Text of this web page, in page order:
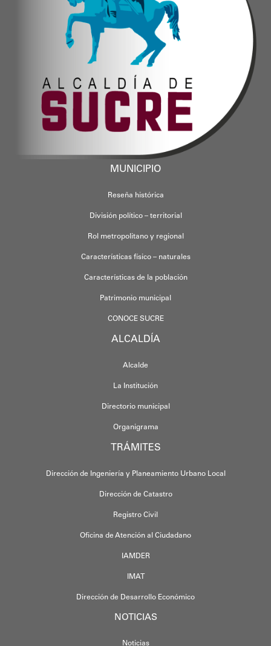
MUNICIPIO
Reseña histórica
División político – territorial
Rol metropolitano y regional
Características físico – naturales
Características de la población
Patrimonio municipal
CONOCE SUCRE
ALCALDÍA
Alcalde
La Institución
Directorio municipal
Organigrama
TRÁMITES
Dirección de Ingeniería y Planeamiento Urbano Local
Dirección de Catastro
Registro Civil
Oficina de Atención al Ciudadano
IAMDER
IMAT
Dirección de Desarrollo Económico
NOTICIAS
Noticias